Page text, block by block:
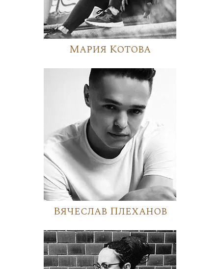
Мария Котова
Вячеслав Плеханов